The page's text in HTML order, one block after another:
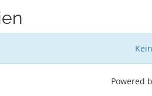
Powered